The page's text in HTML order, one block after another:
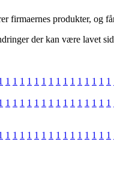
firmaernes produkter, og
der kan være lavet
1 1 1 1 1 1 1 1 1 1 1 1 1 1 1
1 1 1 1 1 1 1 1 1 1 1 1 1 1 1
1 1 1 1 1 1 1 1 1 1 1 1 1 1 1